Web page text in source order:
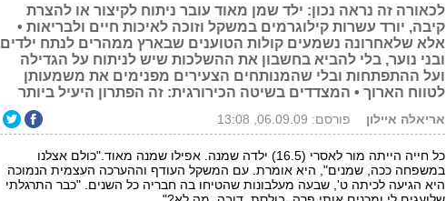
לכאורה זה נראה נכון: ילד שמן מאוד עובר ניתוח לקיצור או להצרת
קיבה, יורד עשרות קילוגרמים במשקל וזוכה לאיכות חיים ולבריאות •
אלא שלאחרונה נשמעים קולות הטוענים שבארץ ממהרים לנתח ילדים
ובני נוער, בלי להביא בחשבון את ההשלכות שיש לניתוח על הגדילה
ועל ההתפתחות ובלי שהמנותחים הצעירים מפנימים את משמעותן
לטווח הארוך • המצדדים בשיטה הכירורגית: זה הפתרון היעיל ביותר
אריאלה איילון פורסם: 06.09.09, 13:08
כל חייה הייתה מור לאסרי ‭(16.5)‬ ילדה שמנה. אפילו שמנה מאוד‭".‬כולם אצלנו
במשפחה ככה, שמנים‭,"‬ היא אומרת. עם המשקל העודף וההערכה העצמית הנמוכה
היא הגיעה לכיתה ט‭,'‬ שבעה מעלבונות שהטיחו בה חבריה כל השנים. "כבר התרגלתי